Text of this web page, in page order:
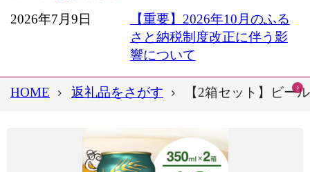
2026年7月9日
【重要】2026年10月のふる
さと納税制度改正に伴う影
響について
HOME 返礼品をさがす 【2箱セット】ビー